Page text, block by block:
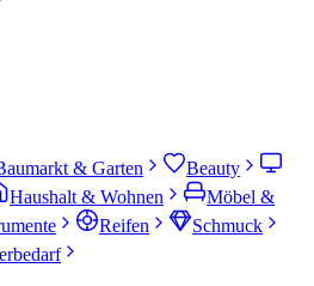
& Garten
Beauty
Haushalt & Wohnen
Möbel &
Reifen
Schmuck